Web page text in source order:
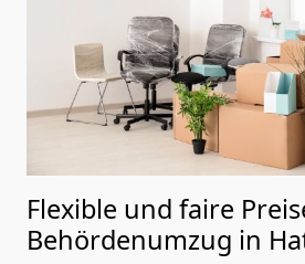
Flexible und faire
Behördenumzug in